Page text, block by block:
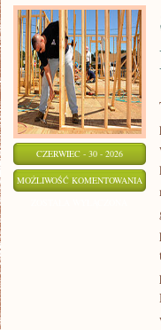
CZERWIEC - 30 - 2026
MOŻLIWOŚĆ KOMENTOWANIA